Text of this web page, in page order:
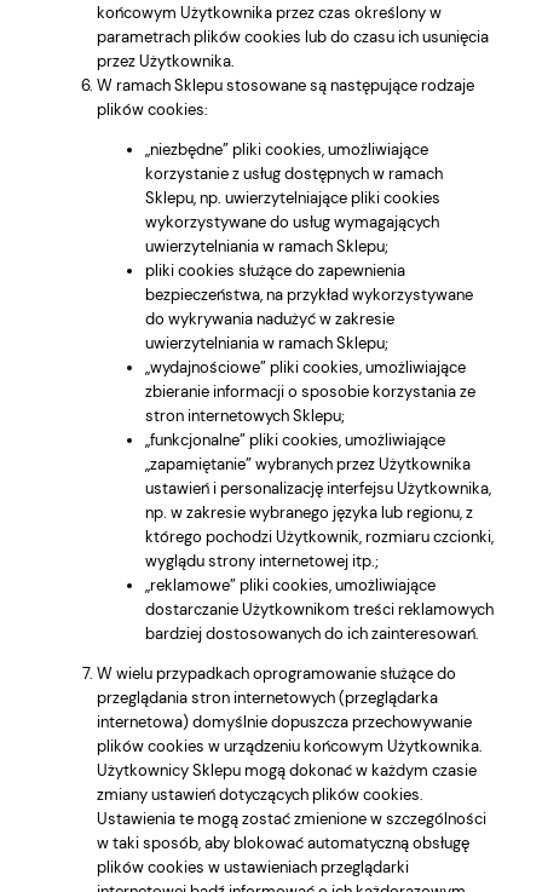
końcowym Użytkownika przez czas określony w
parametrach plików cookies lub do czasu ich usunięcia
przez Użytkownika.
W ramach Sklepu stosowane są następujące rodzaje
plików cookies:
„niezbędne” pliki cookies, umożliwiające
korzystanie z usług dostępnych w ramach
Sklepu, np. uwierzytelniające pliki cookies
wykorzystywane do usług wymagających
uwierzytelniania w ramach Sklepu;
pliki cookies służące do zapewnienia
bezpieczeństwa, na przykład wykorzystywane
do wykrywania nadużyć w zakresie
uwierzytelniania w ramach Sklepu;
„wydajnościowe” pliki cookies, umożliwiające
zbieranie informacji o sposobie korzystania ze
stron internetowych Sklepu;
„funkcjonalne” pliki cookies, umożliwiające
„zapamiętanie” wybranych przez Użytkownika
ustawień i personalizację interfejsu Użytkownika,
np. w zakresie wybranego języka lub regionu, z
którego pochodzi Użytkownik, rozmiaru czcionki,
wyglądu strony internetowej itp.;
„reklamowe” pliki cookies, umożliwiające
dostarczanie Użytkownikom treści reklamowych
bardziej dostosowanych do ich zainteresowań.
W wielu przypadkach oprogramowanie służące do
przeglądania stron internetowych (przeglądarka
internetowa) domyślnie dopuszcza przechowywanie
plików cookies w urządzeniu końcowym Użytkownika.
Użytkownicy Sklepu mogą dokonać w każdym czasie
zmiany ustawień dotyczących plików cookies.
Ustawienia te mogą zostać zmienione w szczególności
w taki sposób, aby blokować automatyczną obsługę
plików cookies w ustawieniach przeglądarki